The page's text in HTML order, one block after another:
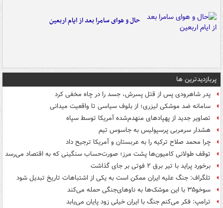
حال و هوای سامرا بعد از ایام اربعین
پربازدیدترین ها
پدر شاهرودی پس از قتل پسرش، جسد را در چاه مخفی کرد
سامانه ضد موشکی لیزری؛ از بلوف سیاسی تا واقعیت میدانی
تصاویر جدید از پهپادهای منهدم‌شده آمریکا توسط سپاه
هشدار سرمربی پرسپولیس به جاسوس تیم
چرا محمد صلاح ترکیه را به عربستان و آمریکا ترجیح داد
توقف طولانی کامیون‌ها پشت مرز؛ صورت‌حساب سنگینی که به اقتصاد می‌رسد
برخورد پراید با تیر برق ۲ فوتی بر جای گذاشت
تلگراف: جنگ علیه ایران ممکن است به یکی از اشتباهات تاریخ تبدیل شود
سوخو۳۵ با این موشک‌ها به ناوهای‌جنگی حمله می‌کند
ترامپ: فکر می‌کنم جنگ با ایران خیلی زود پایان می‌یابد